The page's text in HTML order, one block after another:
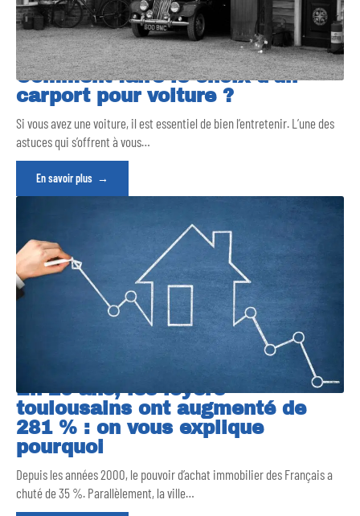
Comment faire le choix d’un
carport pour voiture ?
Si vous avez une voiture, il est essentiel de bien l’entretenir. L’une des
astuces qui s’offrent à vous…
En savoir plus
En 20 ans, les loyers
toulousains ont augmenté de
281 % : on vous explique
pourquoi
Depuis les années 2000, le pouvoir d’achat immobilier des Français a
chuté de 35 %. Parallèlement, la ville…